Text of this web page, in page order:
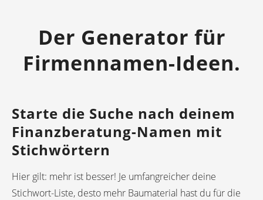
Der Generator für
Firmennamen-Ideen.
Starte die Suche nach deinem
Finanzberatung-Namen mit
Stichwörtern
Hier gilt: mehr ist besser! Je umfangreicher deine
Stichwort-Liste, desto mehr Baumaterial hast du für die